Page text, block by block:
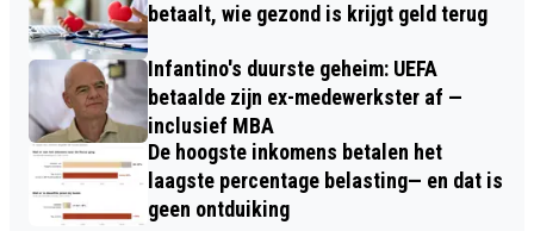
betaalt, wie gezond is krijgt geld terug
Infantino's duurste geheim: UEFA
betaalde zijn ex-medewerkster af —
inclusief MBA
De hoogste inkomens betalen het
laagste percentage belasting— en dat is
geen ontduiking